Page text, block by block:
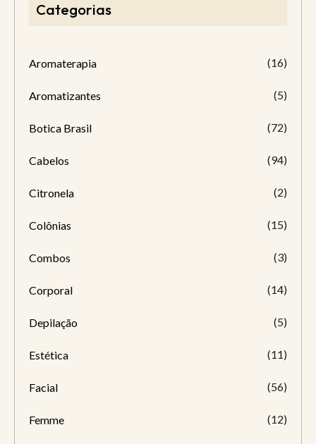
Categorias
Aromaterapia (16)
Aromatizantes (5)
Botica Brasil (72)
Cabelos (94)
Citronela (2)
Colônias (15)
Combos (3)
Corporal (14)
Depilação (5)
Estética (11)
Facial (56)
Femme (12)